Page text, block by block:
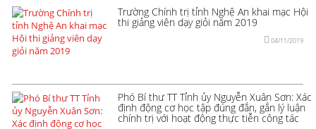
Trường Chính trị tỉnh Nghệ An khai mạc Hội
thi giảng viên dạy giỏi năm 2019
04/11/2019
Phó Bí thư TT Tỉnh ủy Nguyễn Xuân Sơn: Xác
định động cơ học tập đúng đắn, gắn lý luận
chính trị với hoạt động thực tiễn công tác